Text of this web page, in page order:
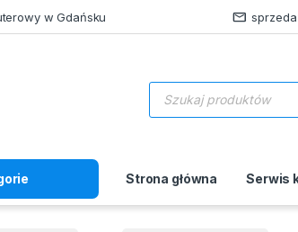
w Gdańsku
Wyszukiwarka
Strona główna Serwis